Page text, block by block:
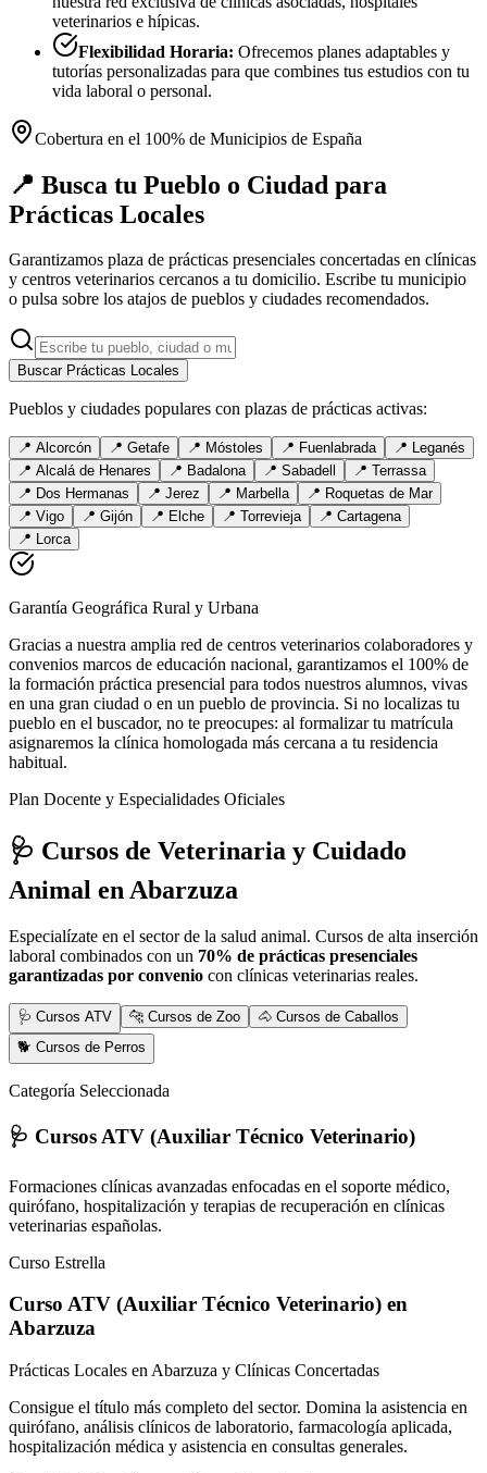
veterinarios e hípicas.
Flexibilidad Horaria: Ofrecemos planes adaptables y
tutorías personalizadas para que combines tus estudios con tu
vida laboral o personal.
Cobertura en el 100% de Municipios de España
📍 Busca tu Pueblo o Ciudad para
Prácticas Locales
Garantizamos plaza de prácticas presenciales concertadas en clínicas
y centros veterinarios cercanos a tu domicilio. Escribe tu municipio
o pulsa sobre los atajos de pueblos y ciudades recomendados.
Buscar Prácticas Locales
Pueblos y ciudades populares con plazas de prácticas activas:
📍 Alcorcón 📍 Getafe 📍 Móstoles 📍 Fuenlabrada 📍 Leganés
📍 Alcalá de Henares 📍 Badalona 📍 Sabadell 📍 Terrassa
📍 Dos Hermanas 📍 Jerez 📍 Marbella 📍 Roquetas de Mar
📍 Vigo 📍 Gijón 📍 Elche 📍 Torrevieja 📍 Cartagena
📍 Lorca
Garantía Geográfica Rural y Urbana
Gracias a nuestra amplia red de centros veterinarios colaboradores y
convenios marcos de educación nacional, garantizamos el 100% de
la formación práctica presencial para todos nuestros alumnos, vivas
en una gran ciudad o en un pueblo de provincia. Si no localizas tu
pueblo en el buscador, no te preocupes: al formalizar tu matrícula
asignaremos la clínica homologada más cercana a tu residencia
habitual.
Plan Docente y Especialidades Oficiales
🩺 Cursos de Veterinaria y Cuidado
Animal en Abarzuza
Especialízate en el sector de la salud animal. Cursos de alta inserción
laboral combinados con un 70% de prácticas presenciales
garantizadas por convenio con clínicas veterinarias reales.
🩺 Cursos ATV 🐆 Cursos de Zoo
🐴 Cursos de Caballos
🐕 Cursos de Perros
Categoría Seleccionada
🩺 Cursos ATV (Auxiliar Técnico Veterinario)
Formaciones clínicas avanzadas enfocadas en el soporte médico,
quirófano, hospitalización y terapias de recuperación en clínicas
veterinarias españolas.
Curso Estrella
Curso ATV (Auxiliar Técnico Veterinario) en
Abarzuza
Prácticas Locales en Abarzuza y Clínicas Concertadas
Consigue el título más completo del sector. Domina la asistencia en
quirófano, análisis clínicos de laboratorio, farmacología aplicada,
hospitalización médica y asistencia en consultas generales.